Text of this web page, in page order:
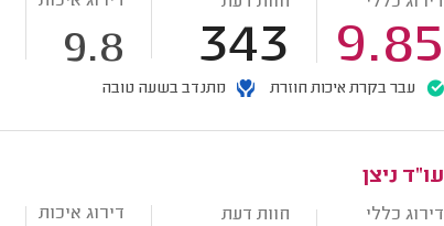
9.85
343
9.8
עבר בקרת איכות חוזרת מתנדב בשעה טובה
עו"ד ניצן
דירוג כללי חוות דעת דירוג איכות